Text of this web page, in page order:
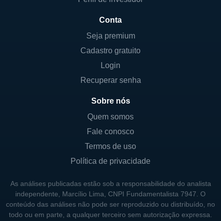
ao se aposentarem.
áreas mais relevantes da empresa,
permitindo que a Principal atraia um grande
volume de recursos a serem geridos. Além
disso, a companhia oferece soluções
aposentadoria para empresas, que têm se
tornado cada vez mais populares entre as
organizações que desejam oferecer
benefícios adicionais aos seus
CONTROLADORES E PRINCIPAIS
SÓCIOS
Conta
Seja premium
Cadastro gratuito
Login
Recuperar senha
Sobre nós
Quem somos
Fale conosco
Termos de uso
Política de privacidade
As análises publicadas estão sob a responsabilidade do analista
independente, Marcílio Lima, CNPI Fundamentalista 7947. O
conteúdo das análises não pode ser reproduzido ou distribuído, no
todo ou em parte, a qualquer terceiro sem autorização expressa.